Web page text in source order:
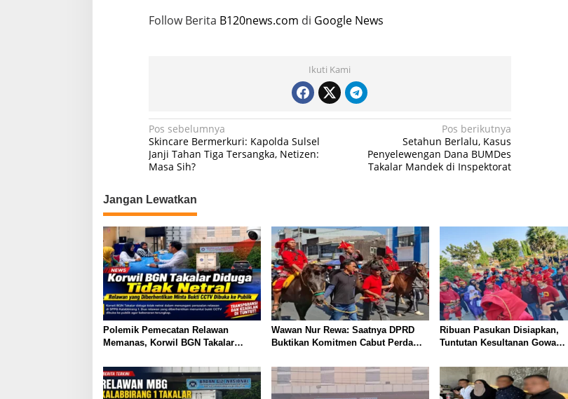
Follow Berita B120news.com di Google News
Ikuti Kami
N
a
v
i
g
a
s
i
p
o
s
Pos sebelumnya
Skincare Bermerkuri: Kapolda Sulsel
Janji Tahan Tiga Tersangka, Netizen:
Masa Sih?
Pos berikutnya
Setahun Berlalu, Kasus
Penyelewengan Dana BUMDes
Takalar Mandek di Inspektorat
Jangan Lewatkan
Polemik Pemecatan Relawan
Memanas, Korwil BGN Takalar
Wawan Nur Rewa: Saatnya DPRD
Buktikan Komitmen Cabut Perda
Ribuan Pasukan Disiapkan,
Tuntutan Kesultanan Gowa